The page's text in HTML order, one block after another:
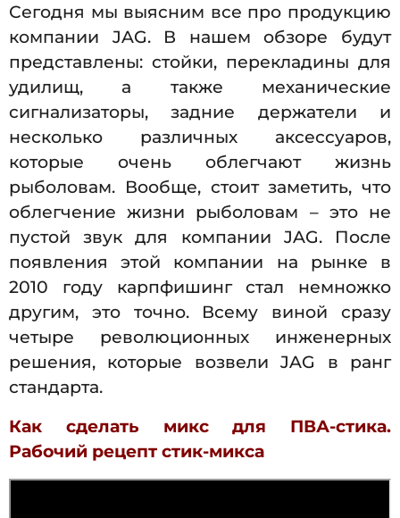
Сегодня мы выясним все про продукцию
компании JAG. В нашем обзоре будут
представлены: стойки, перекладины для
удилищ, а также механические
сигнализаторы, задние держатели и
несколько различных аксессуаров,
которые очень облегчают жизнь
рыболовам. Вообще, стоит заметить, что
облегчение жизни рыболовам – это не
пустой звук для компании JAG. После
появления этой компании на рынке в
2010 году карпфишинг стал немножко
другим, это точно. Всему виной сразу
четыре революционных инженерных
решения, которые возвели JAG в ранг
стандарта.
Как сделать микс для ПВА-стика.
Рабочий рецепт стик-микса